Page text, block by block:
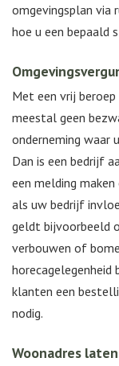
omgevingsplan via
hoe u een bepaald
Met een vrij
meestal geen
onderneming waar
Dan is een bedrijf
een melding
als uw bedrijf
geldt bijvoorbeeld
verbouwen of
horecagelegenheid
klanten een
nodig.
Woonadres